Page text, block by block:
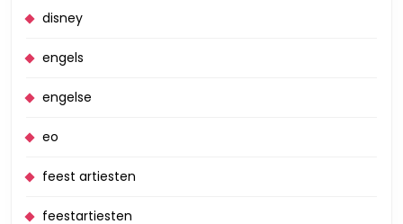
disney
engels
engelse
eo
feest artiesten
feestartiesten